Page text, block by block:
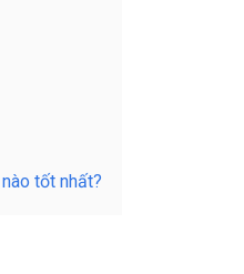
tốt nhất?